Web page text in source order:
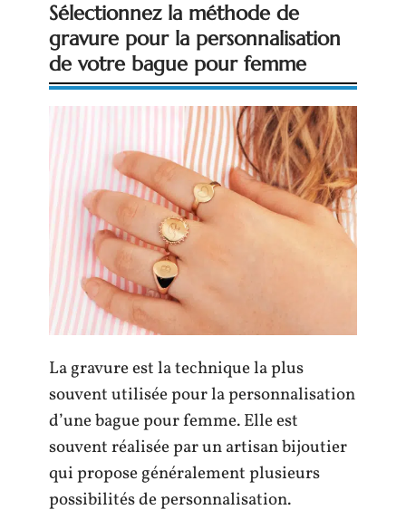
Sélectionnez la méthode de
gravure pour la personnalisation
de votre bague pour femme
La gravure est la technique la plus
souvent utilisée pour la personnalisation
d’une bague pour femme. Elle est
souvent réalisée par un artisan bijoutier
qui propose généralement plusieurs
possibilités de personnalisation.